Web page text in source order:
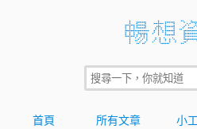
首頁 所有文章 小